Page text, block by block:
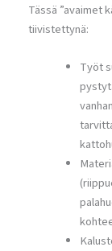
Tässä ”avaimet
tiivistettynä:
Työt